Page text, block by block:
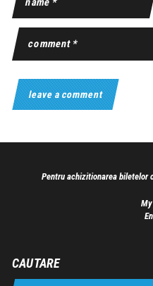
Pentru achizitionarea biletelor
CAUTARE